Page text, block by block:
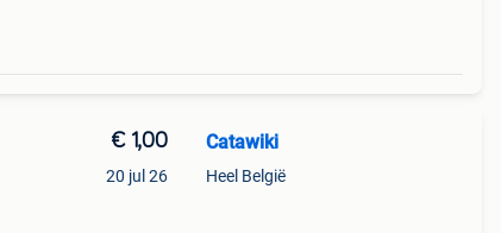
€ 1,00
20 jul 26
Catawiki
Heel België